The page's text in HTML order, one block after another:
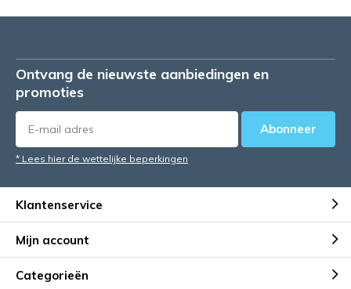
Ontvang de nieuwste aanbiedingen en
promoties
Abonneer
* Lees hier de wettelijke beperkingen
Klantenservice
Mijn account
Categorieën